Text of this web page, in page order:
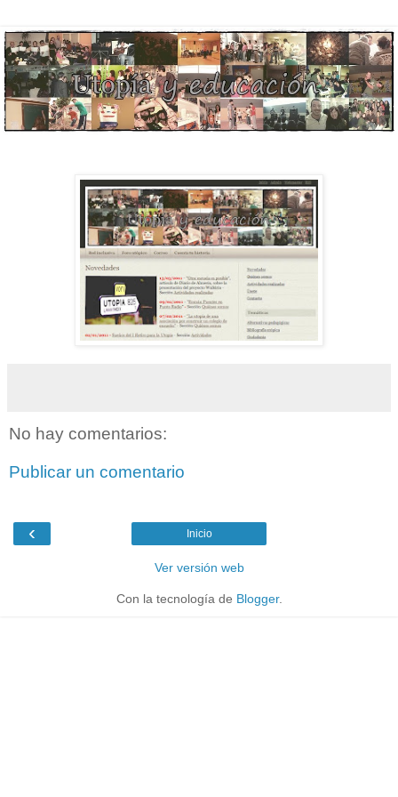
No hay comentarios:
Publicar un comentario
‹ Inicio
Ver versión web
Con la tecnología de Blogger.